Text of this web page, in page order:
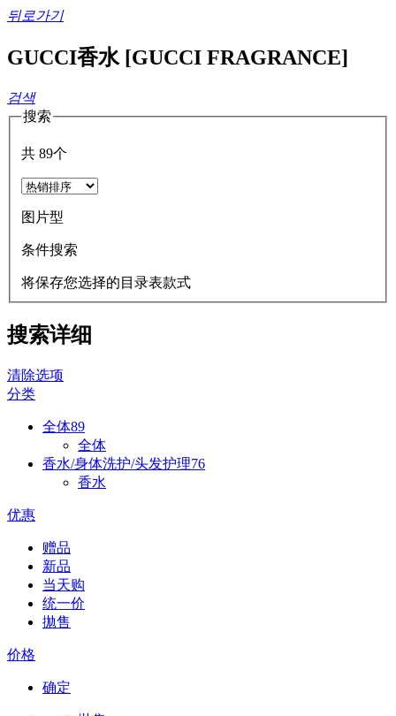
뒤로가기
GUCCI香水 [GUCCI FRAGRANCE]
검색
搜索
共 89个
图片型
条件搜索
将保存您选择的目录表款式
搜索详细
清除选项
分类
全体89
全体
香水/身体洗护/头发护理76
香水
优惠
赠品
新品
当天购
统一价
拋售
价格
确定